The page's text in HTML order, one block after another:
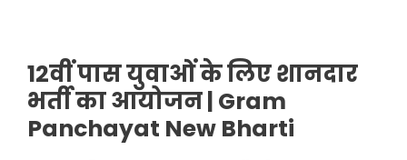
12वीं पास युवाओं के लिए शानदार
भर्ती का आयोजन | Gram
Panchayat New Bharti